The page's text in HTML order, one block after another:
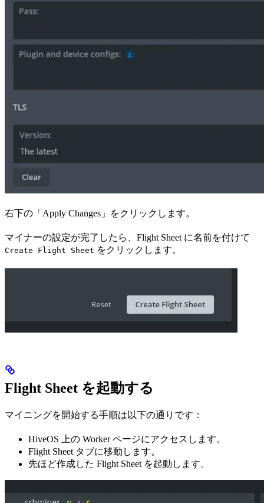
右下の「Apply Changes」をクリックします。
マイナーの設定が完了したら、Flight Sheet に名前を付けて
Create Flight Sheet をクリックします。
Flight Sheet を起動する
マイニングを開始する手順は以下の通りです：
HiveOS 上の Worker ページにアクセスします。
Flight Sheet タブに移動します。
先ほど作成した Flight Sheet を起動します。